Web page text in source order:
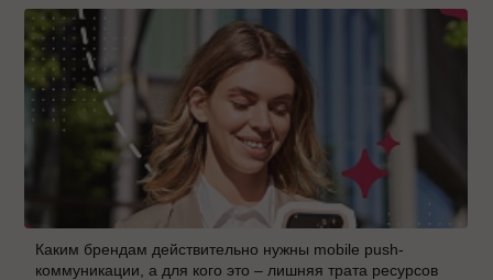
Каким брендам действительно нужны mobile push-
коммуникации, а для кого это – лишняя трата ресурсов